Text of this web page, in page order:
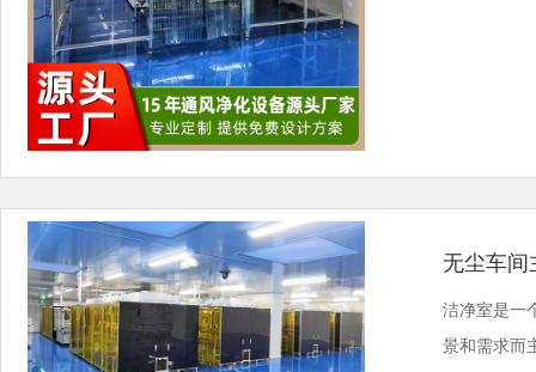
无尘车间
洁净室是一
景和需求而